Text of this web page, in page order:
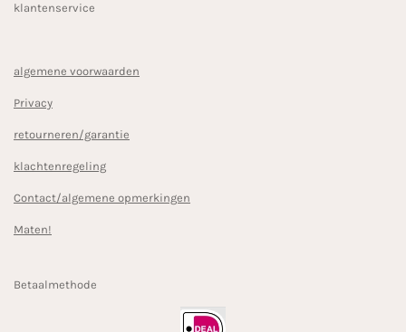
klantenservice
algemene voorwaarden
Privacy
retourneren/garantie
klachtenregeling
Contact/algemene opmerkingen
Maten!
Betaalmethode